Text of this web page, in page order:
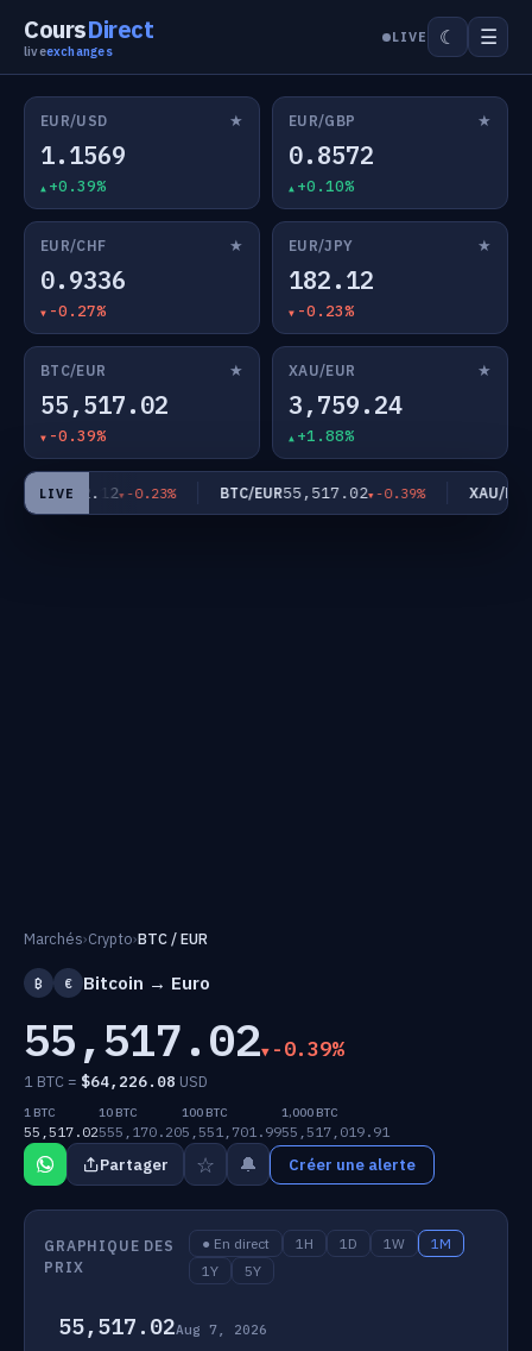
CoursDirect
liveexchanges
LIVE ☾ ☰
EUR/USD ★
1.1569
+0.39%
EUR/GBP ★
0.8572
+0.10%
EUR/CHF ★
0.9336
-0.27%
EUR/JPY ★
182.12
-0.23%
BTC/EUR ★
55,517.02
-0.39%
XAU/EUR ★
3,759.24
+1.88%
LIVE
JPY182.12 -0.23% BTC/EUR55,517.02 -0.39% XAU/EUR
Marchés›Crypto›BTC / EUR
₿ € Bitcoin → Euro
55,517.02 -0.39%
1 BTC = $64,226.08 USD
1 BTC
55,517.02
10 BTC
555,170.20
100 BTC
5,551,701.99
1,000 BTC
55,517,019.91
Partager ☆ 🔔 Créer une alerte
GRAPHIQUE DES
PRIX
● En direct 1H 1D 1W
1M
1Y
5Y
55,517.02Aug 7, 2026